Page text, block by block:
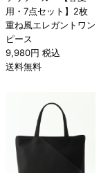
用・7点セット】2枚
重ね風エレガントワン
ピース
9,980円 税込
送料無料